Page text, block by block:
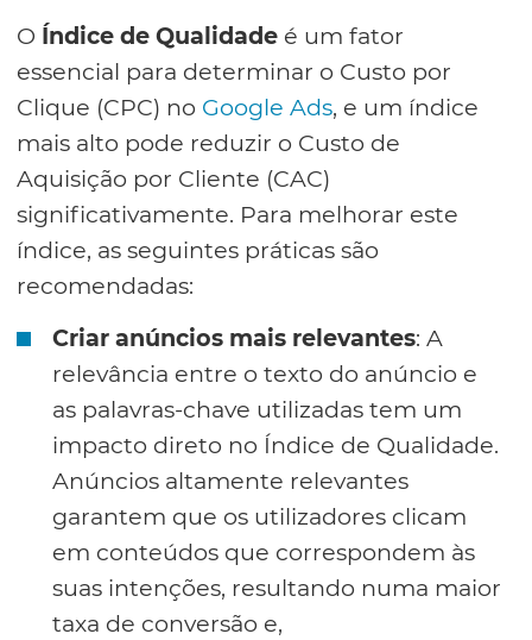
O Índice de Qualidade é um fator
essencial para determinar o Custo por
Clique (CPC) no Google Ads, e um índice
mais alto pode reduzir o Custo de
Aquisição por Cliente (CAC)
significativamente. Para melhorar este
índice, as seguintes práticas são
recomendadas:
Criar anúncios mais relevantes: A
relevância entre o texto do anúncio e
as palavras-chave utilizadas tem um
impacto direto no Índice de Qualidade.
Anúncios altamente relevantes
garantem que os utilizadores clicam
em conteúdos que correspondem às
suas intenções, resultando numa maior
taxa de conversão e,